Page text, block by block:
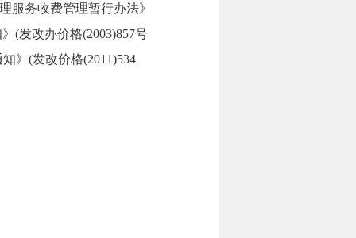
服务收费管理暂行办法》
(发改办价格(2003)857号
》(发改价格(2011)534